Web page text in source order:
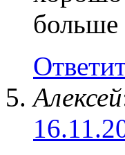
больше
Алексей